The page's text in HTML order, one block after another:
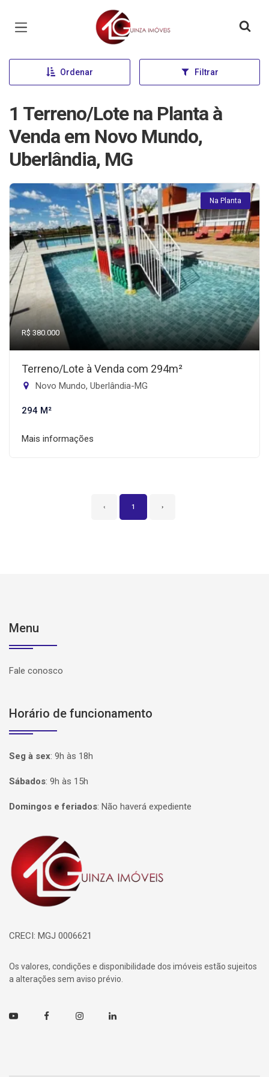
Página inicial
Ordenar Filtrar
1 Terreno/Lote na Planta à
Venda em Novo Mundo,
Uberlândia, MG
Na Planta
R$ 380.000
Terreno/Lote à Venda com 294m²
Novo Mundo, Uberlândia-MG
294 M²
Mais informações
‹ 1 ›
Menu
Fale conosco
Horário de funcionamento
Seg à sex: 9h às 18h
Sábados: 9h às 15h
Domingos e feriados: Não haverá expediente
Página inicial
CRECI: MGJ 0006621
Os valores, condições e disponibilidade dos imóveis estão sujeitos
a alterações sem aviso prévio.
Youtube FacebookInstagramLinkedin